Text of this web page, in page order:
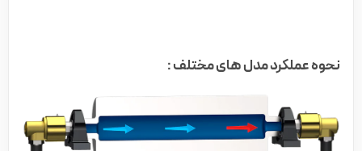
نحوه عملکرد مدل های مختلف :